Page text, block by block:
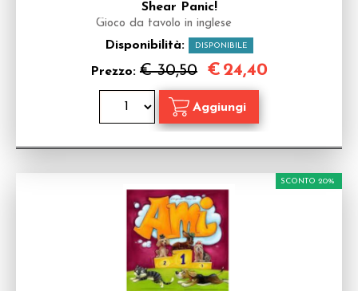
Shear Panic!
Gioco da tavolo in inglese
Disponibilità: DISPONIBILE
Prezzo: € 30,50 € 24,40
SCONTO 20%